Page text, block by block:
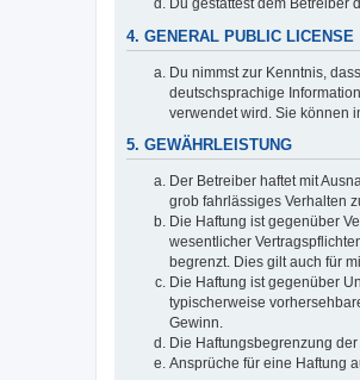
Du gestattest dem Betreiber
4. GENERAL PUBLIC LICENSE
Du nimmst zur Kenntnis,
deutschsprachige
verwendet wird. Sie können
5. GEWÄHRLEISTUNG
Der Betreiber haftet mit
grob fahrlässiges Verhalten
Die Haftung ist gegenüber
wesentlicher
begrenzt. Dies gilt auch für
Die Haftung ist gegenüber
typischerweise
Gewinn.
Die Haftungsbegrenzung
Ansprüche für eine Haftung